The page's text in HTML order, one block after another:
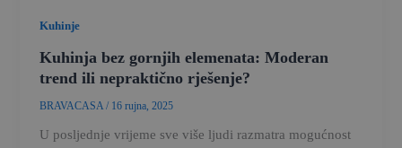
Kuhinje
Kuhinja bez gornjih elemenata: Moderan
trend ili nepraktično rješenje?
BRAVACASA/ 16 rujna, 2025
U posljednje vrijeme sve više ljudi razmatra mogućnost